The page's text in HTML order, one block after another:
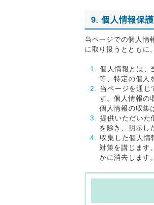
9. 個人情報保
当ページでの個人情
に取り扱うとともに
個人情報とは、
等、特定の個人
当ページを通じ
す。個人情報の
個人情報の収集
提供いただいた
を除き、明示し
収集した個人情
対策を講じます
かに消去します。